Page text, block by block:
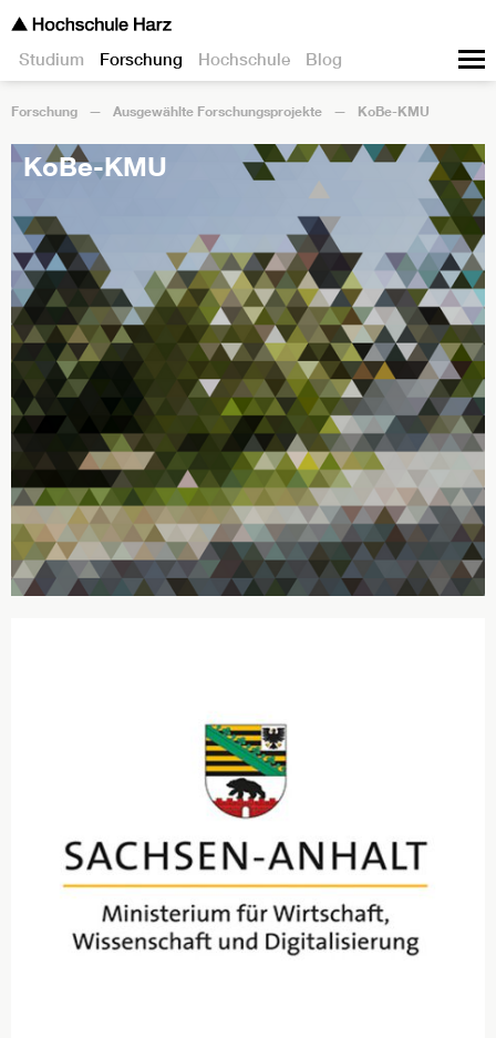
Studium Forschung Hochschule Blog
Forschung Ausgewählte Forschungsprojekte KoBe-KMU
KoBe-KMU